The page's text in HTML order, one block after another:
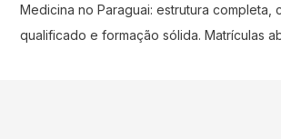
Medicina no Paraguai: estrutura completa,
qualificado e formação sólida. Matrículas